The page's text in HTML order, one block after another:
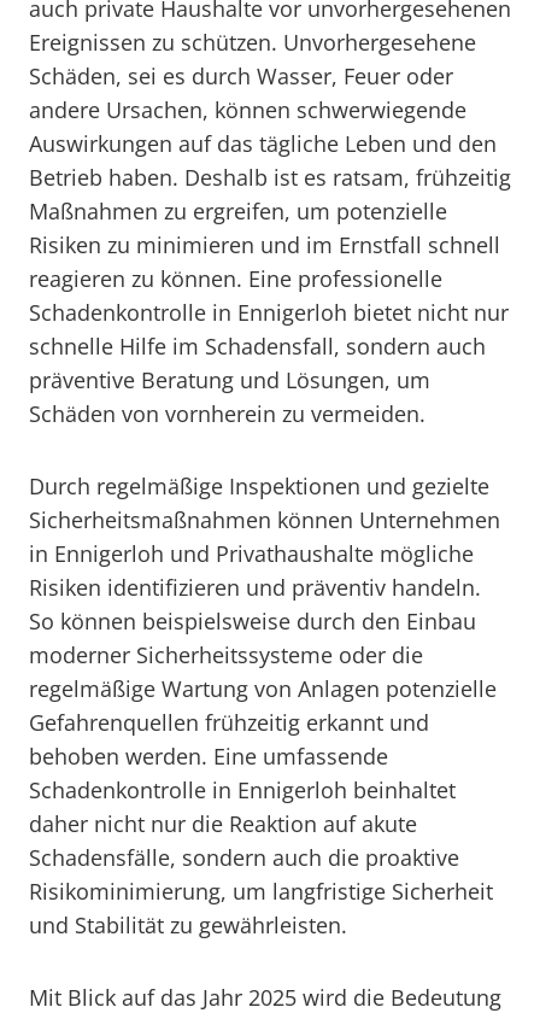
auch private Haushalte vor unvorhergesehenen
Ereignissen zu schützen. Unvorhergesehene
Schäden, sei es durch Wasser, Feuer oder
andere Ursachen, können schwerwiegende
Auswirkungen auf das tägliche Leben und den
Betrieb haben. Deshalb ist es ratsam, frühzeitig
Maßnahmen zu ergreifen, um potenzielle
Risiken zu minimieren und im Ernstfall schnell
reagieren zu können. Eine professionelle
Schadenkontrolle in Ennigerloh bietet nicht nur
schnelle Hilfe im Schadensfall, sondern auch
präventive Beratung und Lösungen, um
Schäden von vornherein zu vermeiden.
Durch regelmäßige Inspektionen und gezielte
Sicherheitsmaßnahmen können Unternehmen
in Ennigerloh und Privathaushalte mögliche
Risiken identifizieren und präventiv handeln.
So können beispielsweise durch den Einbau
moderner Sicherheitssysteme oder die
regelmäßige Wartung von Anlagen potenzielle
Gefahrenquellen frühzeitig erkannt und
behoben werden. Eine umfassende
Schadenkontrolle in Ennigerloh beinhaltet
daher nicht nur die Reaktion auf akute
Schadensfälle, sondern auch die proaktive
Risikominimierung, um langfristige Sicherheit
und Stabilität zu gewährleisten.
Mit Blick auf das Jahr 2025 wird die Bedeutung